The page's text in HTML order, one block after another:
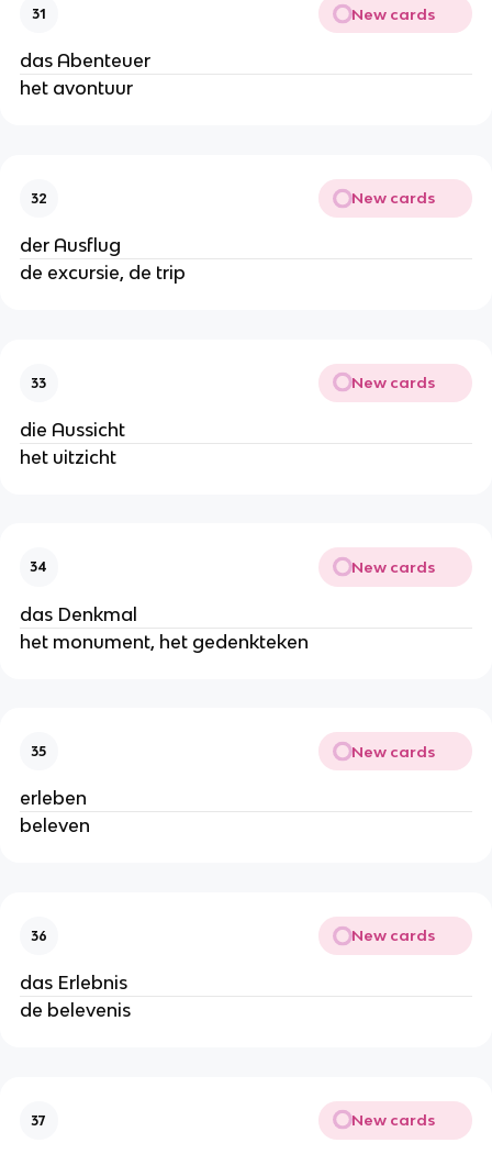
31 New cards
das Abenteuer
het avontuur
32 New cards
der Ausflug
de excursie, de trip
33 New cards
die Aussicht
het uitzicht
34 New cards
das Denkmal
het monument, het gedenkteken
35 New cards
erleben
beleven
36 New cards
das Erlebnis
de belevenis
37 New cards